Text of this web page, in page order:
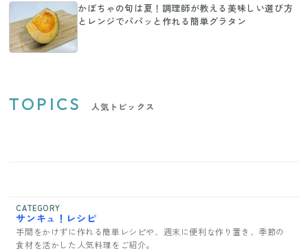
かぼちゃの旬は夏！調理師が教える美味しい選び方
とレンジでパパッと作れる簡単グラタン
TOPICS 人気トピックス
CATEGORY
サンキュ！レシピ
手間をかけずに作れる簡単レシピや、週末に便利な作り置き、季節の
食材を活かした人気料理をご紹介。